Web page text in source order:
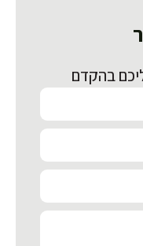
בהקדם